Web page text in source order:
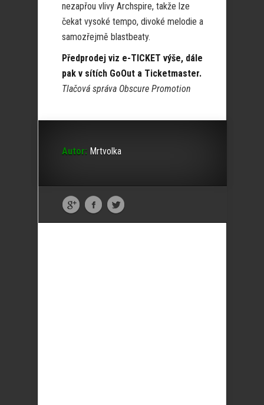
nezapřou vlivy Archspire, takže lze
čekat vysoké tempo, divoké melodie a
samozřejmě blastbeaty.
Předprodej viz e-TICKET výše, dále
pak v sítích GoOut a Ticketmaster.
Tlačová správa Obscure Promotion
Autor: Mrtvolka